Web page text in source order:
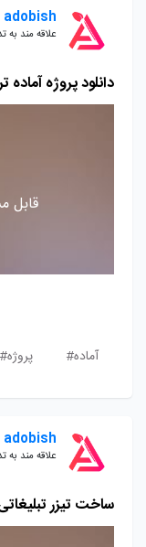
adobish
علاقه مند
دانلود پروژه آماده
قابل
آماده# پروژه#
adobish
علاقه مند
ساخت تیزر